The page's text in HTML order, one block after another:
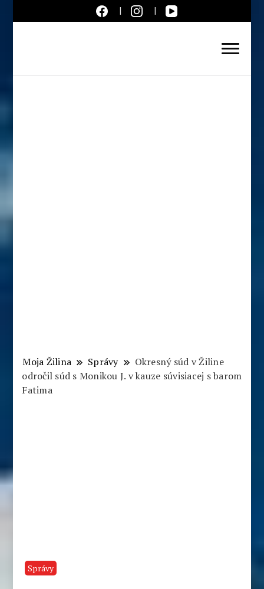
Slovensko
Moja Žilina Správy
Okresný súd v Žiline
odročil súd s Monikou J. v kauze súvisiacej s barom
Fatima
Správy